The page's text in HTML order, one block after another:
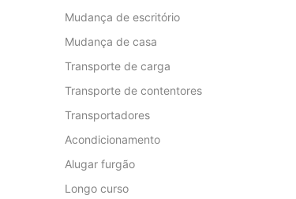
Mudança de escritório
Mudança de casa
Transporte de carga
Transporte de contentores
Transportadores
Acondicionamento
Alugar furgão
Longo curso